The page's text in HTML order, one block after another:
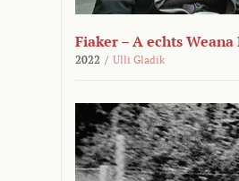
Fiaker – A echts
2022 / Ulli Gladik